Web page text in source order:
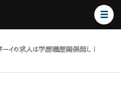
大